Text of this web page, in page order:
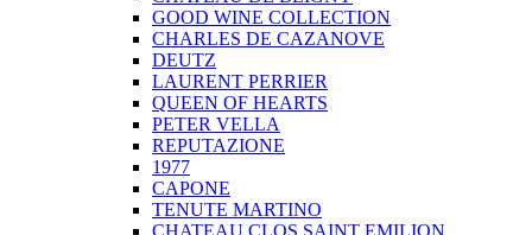
GOOD WINE COLLECTION
CHARLES DE CAZANOVE
DEUTZ
LAURENT PERRIER
QUEEN OF HEARTS
PETER VELLA
REPUTAZIONE
1977
CAPONE
TENUTE MARTINO
CHATEAU CLOS SAINT EMILION